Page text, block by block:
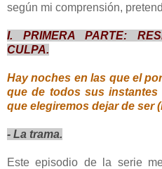
según mi comprensión,
I. PRIMERA PARTE:
CULPA.
Hay noches en las que el
que de todos sus
que elegiremos dejar de ser
- La trama.
Este episodio de la serie